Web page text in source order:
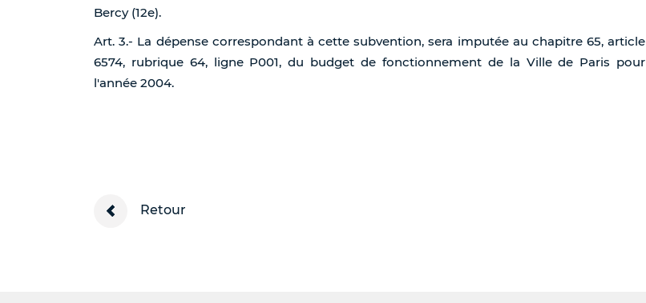
Bercy (12e).
Art. 3.- La dépense correspondant à cette subvention, sera imputée au chapitre 65, article
6574, rubrique 64, ligne P001, du budget de fonctionnement de la Ville de Paris pour
l'année 2004.
Retour